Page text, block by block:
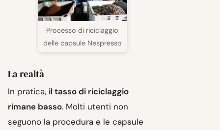
Processo di riciclaggio
delle capsule Nespresso
La realtà
In pratica, il tasso di riciclaggio
rimane basso. Molti utenti non
seguono la procedura e le capsule